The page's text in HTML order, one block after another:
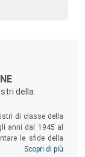
tedesco
fino ai socialisti
della
di classe della
anni dal 1945 al
le sfide della
economica e
Scopri di più